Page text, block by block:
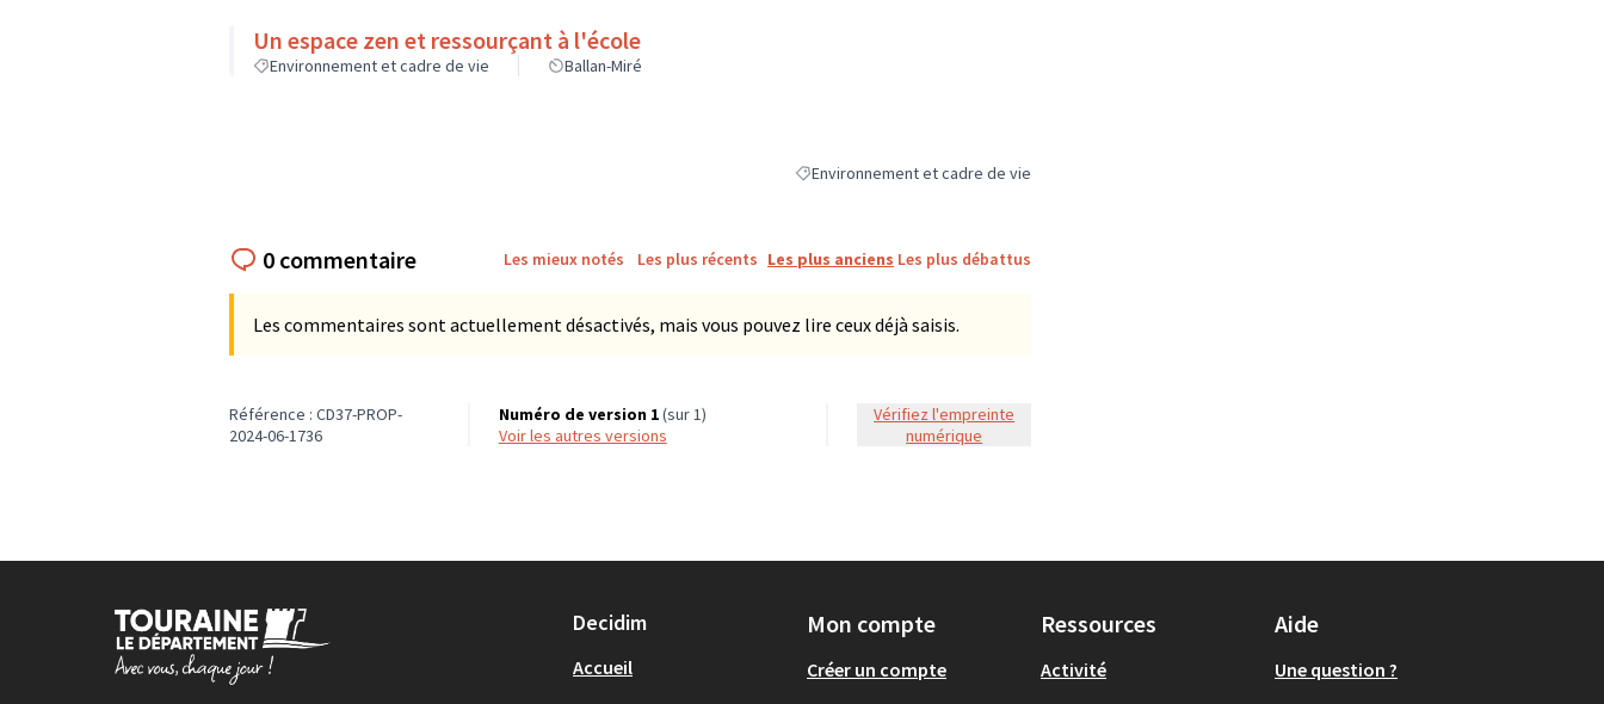
Un espace zen et ressourçant à l'école
Environnement et cadre de vie Ballan-Miré
Filtrer les résultats de la catégorie : Environnement et cadre de vie
Environnement et cadre de vie
0 commentaire Les mieux notés Les plus récents Les plus anciens Les plus débattus
Les commentaires sont actuellement désactivés, mais vous pouvez lire ceux déjà saisis.
Référence : CD37-PROP-
2024-06-1736
Numéro de version 1(sur 1)
voir les autres versions
Vérifiez l'empreinte
numérique
Decidim
Accueil
Mon compte
Créer un compte
Ressources
Activité
Aide
Une question ?